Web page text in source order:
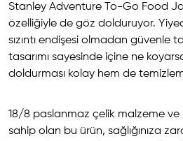
Stanley Adventure To-Go Food
özelliğiyle de göz dolduruyor.
sızıntı endişesi olmadan güvenle
tasarımı sayesinde içine ne
doldurması kolay hem de
18/8 paslanmaz çelik malzeme ve
sahip olan bu ürün, sağlığınıza